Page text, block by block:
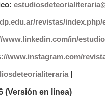
revistas/index.php/
www.linkedin.com/in/
www.instagram.com/
|
(Versión en línea)